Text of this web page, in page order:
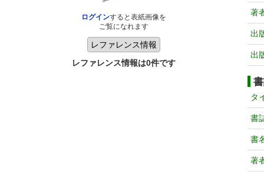
ログインすると表紙画像を
ご覧になれます
レファレンス情報は0件です
著
出
出
タ
書
書
著